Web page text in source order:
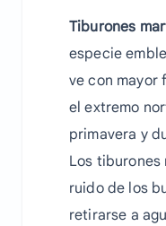
Tiburones
especie
ve con mayor
el extremo
primavera y
Los tiburones
ruido de los
retirarse a